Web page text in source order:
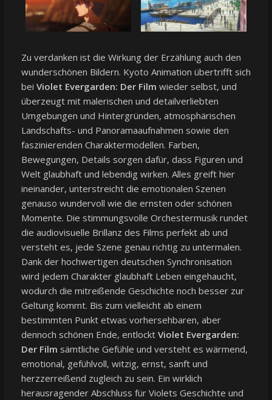
Zu verdanken ist die Wirkung der Erzählung auch den
wunderschönen Bildern. Kyoto Animation übertrifft sich
bei Violet Evergarden: Der Film wieder selbst, und
überzeugt mit malerischen und detailverliebten
Umgebungen und Hintergründen, atmosphärischen
Landschafts- und Panoramaaufnahmen sowie den
faszinierenden Charaktermodellen. Farben,
Bewegungen, Details sorgen dafür, dass Figuren und
Welt glaubhaft und lebendig wirken. Alles greift hier
ineinander, unterstreicht die emotionalen Szenen
genauso wundervoll wie die ernsten oder schönen
Momente. Die stimmungsvolle Orchestermusik rundet
die audiovisuelle Brillanz des Films perfekt ab und
versteht es, jede Szene genau richtig zu untermalen.
Dank der hochwertigen deutschen Synchronisation
wird jedem Charakter glaubhaft Leben eingehaucht,
wodurch die mitreißende Geschichte noch besser zur
Geltung kommt. Bis zum vielleicht ab einem
bestimmten Punkt etwas vorhersehbaren, aber
dennoch schönen Ende, entlockt Violet Evergarden:
Der Film sämtliche Gefühle und versteht es wärmend,
emotional, gefühlvoll, witzig, ernst, sanft und
herzzerreißend zugleich zu sein. Ein wirklich
herausragender Abschluss für Violets Geschichte und